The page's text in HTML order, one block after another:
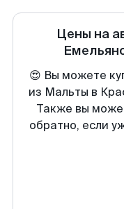
Цены на
😍 Вы можете
из Мальты в
Также вы
обратно, если